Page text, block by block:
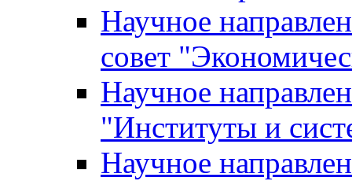
Научное
совет
Научное
"Институты и
Научное